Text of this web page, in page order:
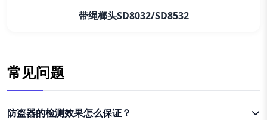
带绳榔头SD8032/SD8532
常见问题
防盗器的检测效果怎么保证？